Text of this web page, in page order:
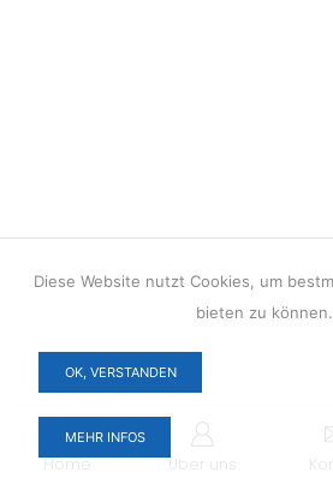
Home Über uns
Diese Website nutzt Cookies, um
bieten zu können.
OK, VERSTANDEN
MEHR INFOS